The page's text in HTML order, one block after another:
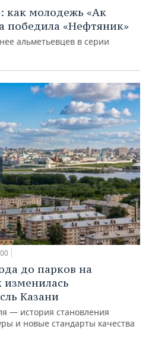
как молодежь «Ак
победила «Нефтяник»
альметьевцев в серии
до парков на
изменилась
Казани
— история становления
и новые стандарты качества